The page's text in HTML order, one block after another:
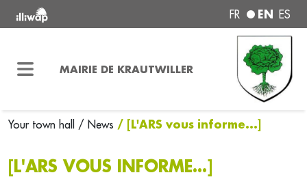
FR EN ES
MAIRIE DE KRAUTWILLER
Your town hall / News / [L'ARS vous informe...]
[L'ARS VOUS INFORME...]